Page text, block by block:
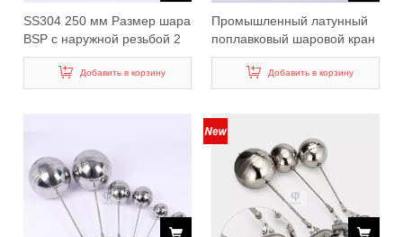
SS304 250 мм Размер шара
BSP с наружной резьбой 2
дюйма DN50 Поплавковый
шаровой клапан для
резервуара
Добавить в корзину
Промышленный латунный
поплавковый шаровой кран
для резервуара с водой
Добавить в корзину